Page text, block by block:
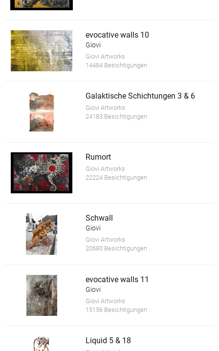
evocative walls 10
Giovi
Giovi Artworks
14484 Besichtigungen
Galaktische Schichtungen 3 & 6
Giovi Artworks
24183 Besichtigungen
Rumort
Giovi Artworks
22224 Besichtigungen
Schwall
Giovi
Giovi Artworks
20680 Besichtigungen
evocative walls 11
Giovi
Giovi Artworks
15156 Besichtigungen
Liquid 5 & 18